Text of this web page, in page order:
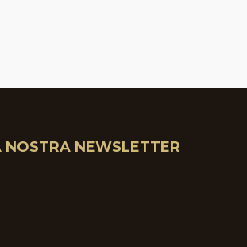
NOSTRA NEWSLETTER